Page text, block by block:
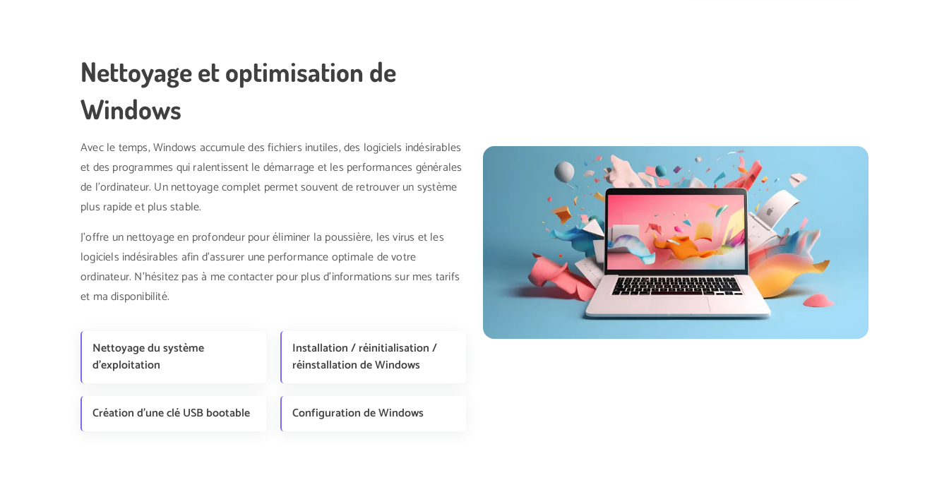
Nettoyage et optimisation de
Windows
Avec le temps, Windows accumule des fichiers inutiles, des logiciels indésirables
et des programmes qui ralentissent le démarrage et les performances générales
de l'ordinateur. Un nettoyage complet permet souvent de retrouver un système
plus rapide et plus stable.
J'offre un nettoyage en profondeur pour éliminer la poussière, les virus et les
logiciels indésirables afin d'assurer une performance optimale de votre
ordinateur. N'hésitez pas à me contacter pour plus d'informations sur mes tarifs
et ma disponibilité.
Nettoyage du système
d'exploitation
Installation / réinitialisation /
réinstallation de Windows
Création d'une clé USB bootable Configuration de Windows